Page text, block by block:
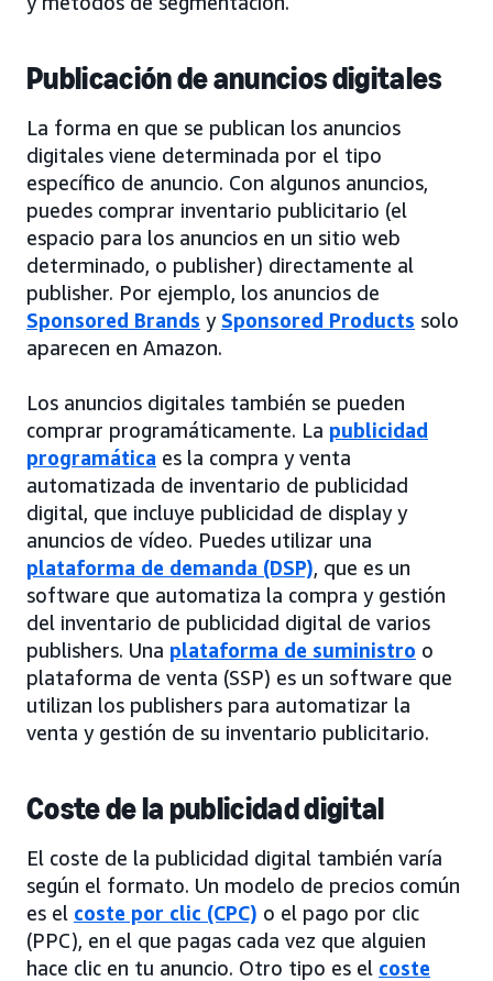
Publicación de anuncios digitales
La forma en que se publican los anuncios
digitales viene determinada por el tipo
específico de anuncio. Con algunos anuncios,
puedes comprar inventario publicitario (el
espacio para los anuncios en un sitio web
determinado, o publisher) directamente al
publisher. Por ejemplo, los anuncios de
Sponsored Brands y Sponsored Products solo
aparecen en Amazon.
Los anuncios digitales también se pueden
comprar programáticamente. La publicidad
programática es la compra y venta
automatizada de inventario de publicidad
digital, que incluye publicidad de display y
anuncios de vídeo. Puedes utilizar una
plataforma de demanda (DSP), que es un
software que automatiza la compra y gestión
del inventario de publicidad digital de varios
publishers. Una plataforma de suministro o
plataforma de venta (SSP) es un software que
utilizan los publishers para automatizar la
venta y gestión de su inventario publicitario.
Coste de la publicidad digital
El coste de la publicidad digital también varía
según el formato. Un modelo de precios común
es el coste por clic (CPC) o el pago por clic
(PPC), en el que pagas cada vez que alguien
hace clic en tu anuncio. Otro tipo es el coste